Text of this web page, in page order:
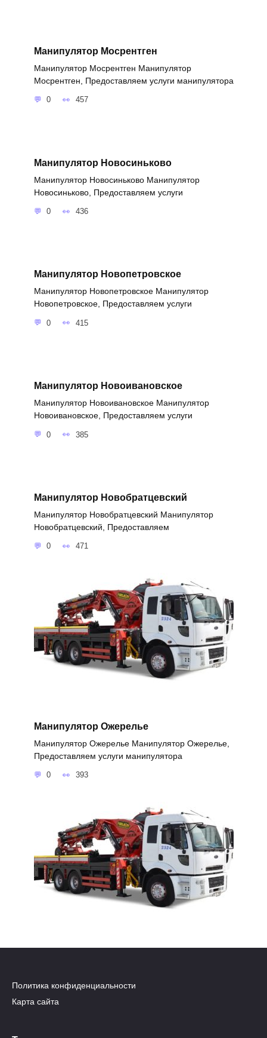
Манипулятор Мосрентген
Манипулятор Мосрентген Манипулятор
Мосрентген, Предоставляем услуги манипулятора
0 457
Манипулятор Новосиньково
Манипулятор Новосиньково Манипулятор
Новосиньково, Предоставляем услуги
0 436
Манипулятор Новопетровское
Манипулятор Новопетровское Манипулятор
Новопетровское, Предоставляем услуги
0 415
Манипулятор Новоивановское
Манипулятор Новоивановское Манипулятор
Новоивановское, Предоставляем услуги
0 385
Манипулятор Новобратцевский
Манипулятор Новобратцевский Манипулятор
Новобратцевский, Предоставляем
0 471
Манипулятор Ожерелье
Манипулятор Ожерелье Манипулятор Ожерелье,
Предоставляем услуги манипулятора
0 393
Политика конфиденциальности
Карта сайта